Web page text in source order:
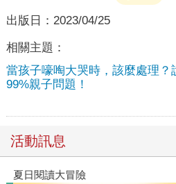
出版日： 2023/04/25
相關主題：
當孩子嚎啕大哭時，該麼處理？
99%親子問題！
活動訊息
夏日閱讀大冒險